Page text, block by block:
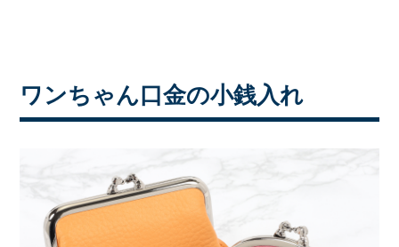
ワンちゃん口金の小銭入れ